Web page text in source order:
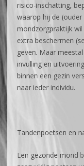
risico-inschatting,
waarop hij de
mondzorgpraktijk wil
extra beschermen
geven. Maar
invulling en
binnen een gezin
naar ieder individu.
Tandenpoetsen en
Een gezonde mond